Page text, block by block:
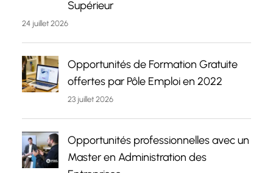
Supérieur
24 juillet 2026
Opportunités de Formation Gratuite
offertes par Pôle Emploi en 2022
23 juillet 2026
Opportunités professionnelles avec un
Master en Administration des